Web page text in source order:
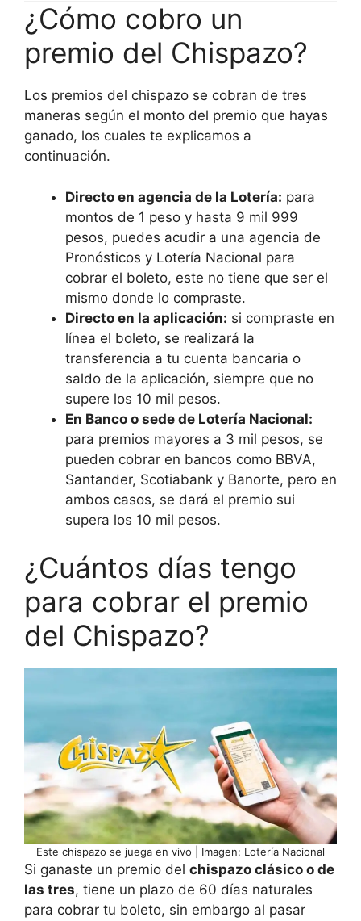
¿Cómo cobro un
premio del Chispazo?
Los premios del chispazo se cobran de tres
maneras según el monto del premio que hayas
ganado, los cuales te explicamos a
continuación.
Directo en agencia de la Lotería: para
montos de 1 peso y hasta 9 mil 999
pesos, puedes acudir a una agencia de
Pronósticos y Lotería Nacional para
cobrar el boleto, este no tiene que ser el
mismo donde lo compraste.
Directo en la aplicación: si compraste en
línea el boleto, se realizará la
transferencia a tu cuenta bancaria o
saldo de la aplicación, siempre que no
supere los 10 mil pesos.
En Banco o sede de Lotería Nacional:
para premios mayores a 3 mil pesos, se
pueden cobrar en bancos como BBVA,
Santander, Scotiabank y Banorte, pero en
ambos casos, se dará el premio sui
supera los 10 mil pesos.
¿Cuántos días tengo
para cobrar el premio
del Chispazo?
Este chispazo se juega en vivo | Imagen: Lotería Nacional
Si ganaste un premio del chispazo clásico o de
las tres, tiene un plazo de 60 días naturales
para cobrar tu boleto, sin embargo al pasar